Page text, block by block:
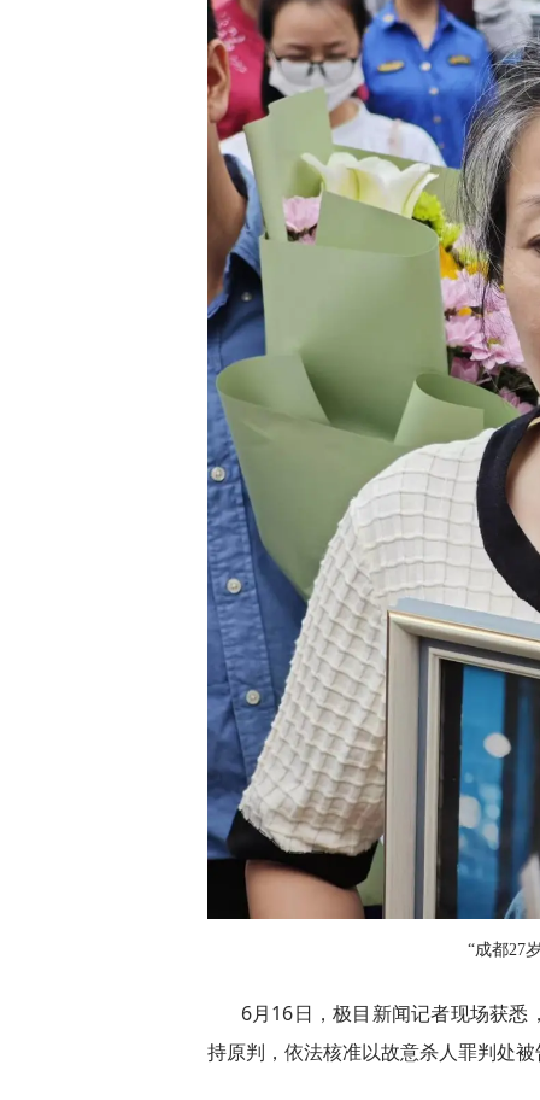
“成都27
6月16日，极目新闻记者现场获
持原判，依法核准以故意杀人罪判处